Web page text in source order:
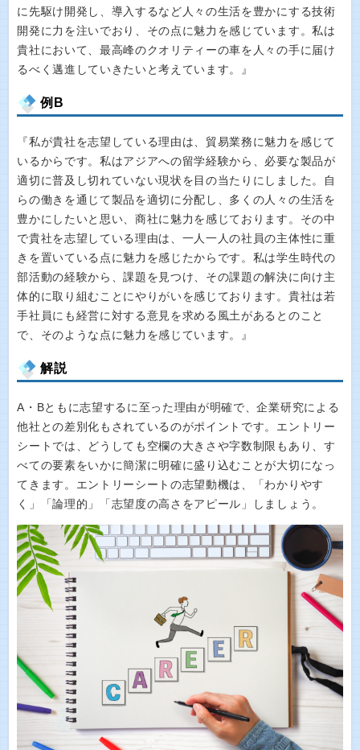
に先駆け開発し、導入するなど人々の生活を豊かにする技術
開発に力を注いでおり、その点に魅力を感じています。私は
貴社において、最高峰のクオリティーの車を人々の手に届け
るべく邁進していきたいと考えています。』
例B
『私が貴社を志望している理由は、貿易業務に魅力を感じて
いるからです。私はアジアへの留学経験から、必要な製品が
適切に普及し切れていない現状を目の当たりにしました。自
らの働きを通じて製品を適切に分配し、多くの人々の生活を
豊かにしたいと思い、商社に魅力を感じております。その中
で貴社を志望している理由は、一人一人の社員の主体性に重
きを置いている点に魅力を感じたからです。私は学生時代の
部活動の経験から、課題を見つけ、その課題の解決に向け主
体的に取り組むことにやりがいを感じております。貴社は若
手社員にも経営に対する意見を求める風土があるとのこと
で、そのような点に魅力を感じています。』
解説
A・Bともに志望するに至った理由が明確で、企業研究による
他社との差別化もされているのがポイントです。エントリー
シートでは、どうしても空欄の大きさや字数制限もあり、す
べての要素をいかに簡潔に明確に盛り込むことが大切になっ
てきます。エントリーシートの志望動機は、「わかりやす
く」「論理的」「志望度の高さをアピール」しましょう。